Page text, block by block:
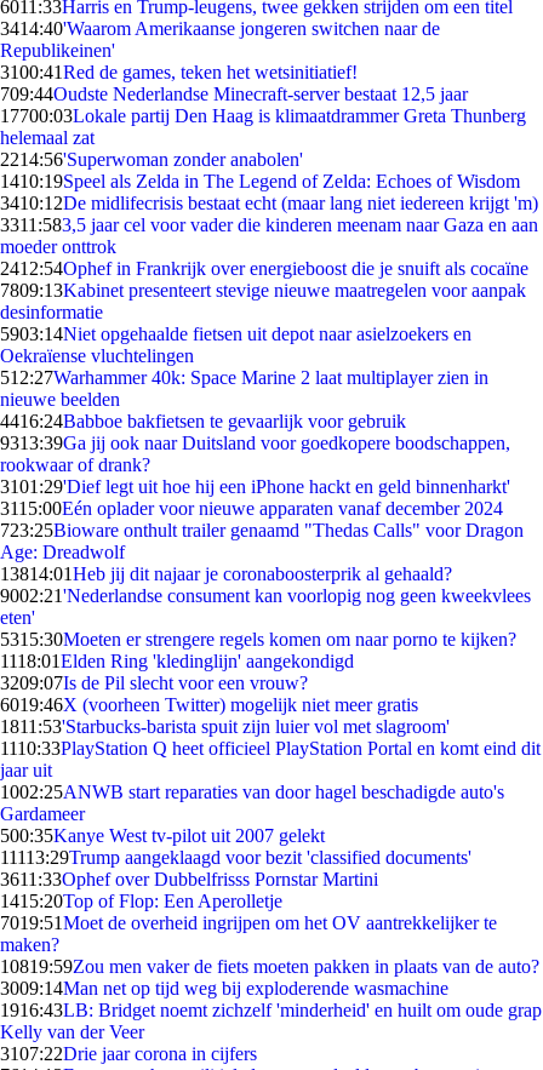
6011:33Harris en Trump-leugens, twee gekken strijden om een titel
3414:40'Waarom Amerikaanse jongeren switchen naar de
Republikeinen'
3100:41Red de games, teken het wetsinitiatief!
709:44Oudste Nederlandse Minecraft-server bestaat 12,5 jaar
17700:03Lokale partij Den Haag is klimaatdrammer Greta Thunberg
helemaal zat
2214:56'Superwoman zonder anabolen'
1410:19Speel als Zelda in The Legend of Zelda: Echoes of Wisdom
3410:12De midlifecrisis bestaat echt (maar lang niet iedereen krijgt 'm)
3311:583,5 jaar cel voor vader die kinderen meenam naar Gaza en aan
moeder onttrok
2412:54Ophef in Frankrijk over energieboost die je snuift als cocaïne
7809:13Kabinet presenteert stevige nieuwe maatregelen voor aanpak
desinformatie
5903:14Niet opgehaalde fietsen uit depot naar asielzoekers en
Oekraïense vluchtelingen
512:27Warhammer 40k: Space Marine 2 laat multiplayer zien in
nieuwe beelden
4416:24Babboe bakfietsen te gevaarlijk voor gebruik
9313:39Ga jij ook naar Duitsland voor goedkopere boodschappen,
rookwaar of drank?
3101:29'Dief legt uit hoe hij een iPhone hackt en geld binnenharkt'
3115:00Eén oplader voor nieuwe apparaten vanaf december 2024
723:25Bioware onthult trailer genaamd "Thedas Calls" voor Dragon
Age: Dreadwolf
13814:01Heb jij dit najaar je coronaboosterprik al gehaald?
9002:21'Nederlandse consument kan voorlopig nog geen kweekvlees
eten'
5315:30Moeten er strengere regels komen om naar porno te kijken?
1118:01Elden Ring 'kledinglijn' aangekondigd
3209:07Is de Pil slecht voor een vrouw?
6019:46X (voorheen Twitter) mogelijk niet meer gratis
1811:53'Starbucks-barista spuit zijn luier vol met slagroom'
1110:33PlayStation Q heet officieel PlayStation Portal en komt eind dit
jaar uit
1002:25ANWB start reparaties van door hagel beschadigde auto's
Gardameer
500:35Kanye West tv-pilot uit 2007 gelekt
11113:29Trump aangeklaagd voor bezit 'classified documents'
3611:33Ophef over Dubbelfrisss Pornstar Martini
1415:20Top of Flop: Een Aperolletje
7019:51Moet de overheid ingrijpen om het OV aantrekkelijker te
maken?
10819:59Zou men vaker de fiets moeten pakken in plaats van de auto?
3009:14Man net op tijd weg bij exploderende wasmachine
1916:43LB: Bridget noemt zichzelf 'minderheid' en huilt om oude grap
Kelly van der Veer
3107:22Drie jaar corona in cijfers